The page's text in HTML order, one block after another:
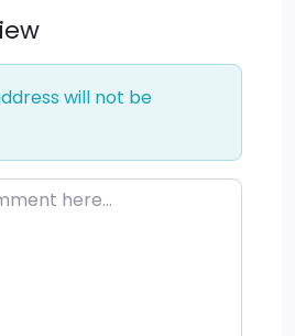
will not be
here…